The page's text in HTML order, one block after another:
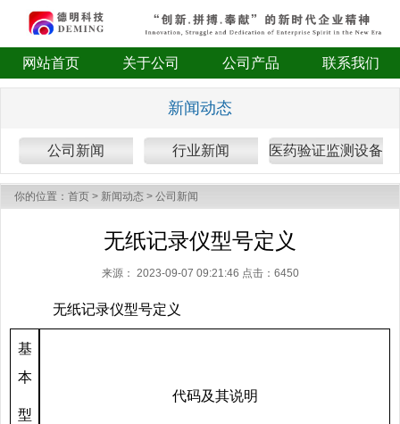
网站首页 关于公司 公司产品 联系我们
新闻动态
公司新闻 行业新闻 医药验证监测设备
你的位置： 首页 > 新闻动态 > 公司新闻
无纸记录仪型号定义
来源： 2023-09-07 09:21:46 点击： 6450
无纸记录仪型号定义
基
本
型
代码及其说明